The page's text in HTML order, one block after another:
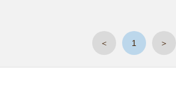
＜ 1 ＞